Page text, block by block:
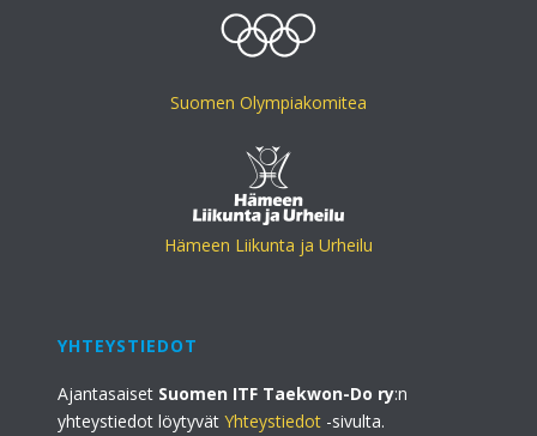
Suomen Olympiakomitea
Hämeen Liikunta ja Urheilu
YHTEYSTIEDOT
Ajantasaiset Suomen ITF Taekwon-Do ry:n
yhteystiedot löytyvätYhteystiedot -sivulta.